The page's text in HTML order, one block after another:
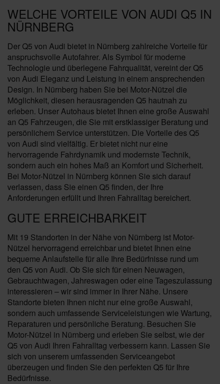
WELCHE VORTEILE VON AUDI Q5 IN
NÜRNBERG
Der Q5 von Audi bietet in Nürnberg zahlreiche Vorteile für
anspruchsvolle Autofahrer. Als Symbol für moderne
Technologie und überlegene Fahrqualität, vereint der Q5
von Audi Eleganz und Leistung in einem ansprechenden
Design. In Nürnberg haben Sie bei Motor-Nützel die
Möglichkeit, diesen herausragenden Q5 hautnah zu
erleben. Unser Autohaus bietet Ihnen eine große Auswahl
an Q5 Fahrzeugen, die Sie mit erstklassiger Beratung und
persönlichem Service unterstützen. Die Vorteile des Q5
von Audi sind vielfältig. Er bietet nicht nur eine
hervorragende Fahrdynamik und modernste Technik,
sondern auch ein hohes Maß an Komfort und Sicherheit.
Bei Motor-Nützel in Nürnberg können Sie sich darauf
verlassen, dass Sie einen Q5 finden, der Ihre
Anforderungen erfüllt und Ihren Fahralltag bereichert.
GUTE ERREICHBARKEIT
Mit 19 Standorten in der Nähe von Nürnberg ist Motor-
Nützel hervorragend erreichbar und bietet Ihnen eine
bequeme Anlaufstelle für alle Ihre Bedürfnisse rund um
den Q5 von Audi. Ob Sie sich für einen Neuwagen,
Gebrauchtwagen, Jahreswagen oder eine Tageszulassung
interessieren – wir sind immer in Ihrer Nähe. Unsere
Standorte bieten Ihnen nicht nur eine große Auswahl,
sondern auch umfassende Serviceleistungen wie Wartung,
Reparaturen und persönliche Beratung. Besuchen Sie
Motor-Nützel in Nürnberg und erleben Sie selbst, wie der
Q5 von Audi Ihren Fahralltag verbessern kann. Lassen Sie
sich von unserem umfassenden Serviceangebot
überzeugen und finden Sie den perfekten Q5 für Ihre
Bedürfnisse.